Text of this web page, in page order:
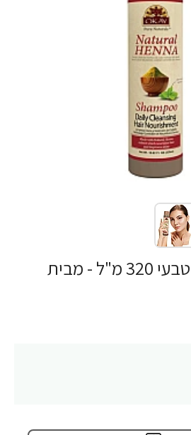
שמפו שיער חינה טבעי 320 מ"ל - מבית